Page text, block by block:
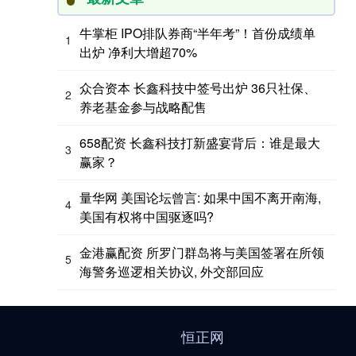
1
牛掌柜 IPO排队券商“半年考”！首份成绩单
出炉 净利大增超70%
2 众合资本 长鑫科技中签号出炉 36只社保、
养老基金参与战略配售
3 658配资 长鑫科技打新盛宴背后：谁是最大
赢家？
4 量华网 美国论坛曾言: 如果中国不离开南海,
美国有权将中国驱逐吗?
5 金港赢配资 所罗门群岛将与美国签署在所领
海警务巡逻相关协议, 外交部回应
恒正网